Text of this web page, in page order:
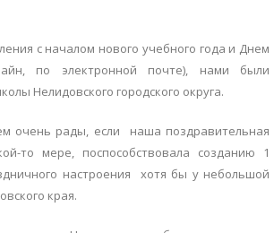
с началом нового учебного года и Днем
по электронной почте), нами были
Нелидовского городского округа.
рады, если наша поздравительная
то мере, поспособствовала созданию 1
настроения хотя бы у небольшой
края.